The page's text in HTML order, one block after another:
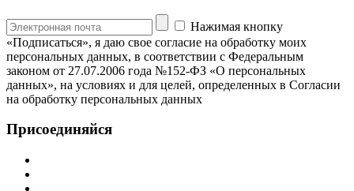
Нажимая кнопку
«Подписаться», я даю свое согласие на обработку моих
персональных данных, в соответствии с Федеральным
законом от 27.07.2006 года №152-ФЗ «О персональных
данных», на условиях и для целей, определенных в Согласии
на обработку персональных данных
Присоединяйся